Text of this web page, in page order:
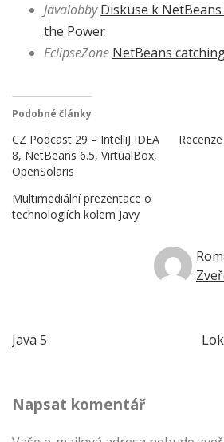
Javalobby Diskuse k
the Power
EclipseZone NetBeans
Podobné články
CZ Podcast 29 – IntelliJ IDEA
8, NetBeans 6.5, VirtualBox,
OpenSolaris
Multimediální prezentace o
technologiích kolem Javy
Navigace
příspěvek
Java 5
Napsat komentář